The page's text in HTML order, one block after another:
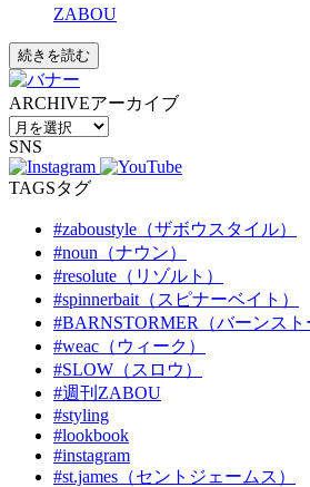
ZABOU
続きを読む
ARCHIVEアーカイブ
SNS
TAGSタグ
#zaboustyle（ザボウスタイル）
#noun（ナウン）
#resolute（リゾルト）
#spinnerbait（スピナーベイト）
#BARNSTORMER（バーンスト
#weac（ウィーク）
#SLOW（スロウ）
#週刊ZABOU
#styling
#lookbook
#instagram
#st.james（セントジェームス）